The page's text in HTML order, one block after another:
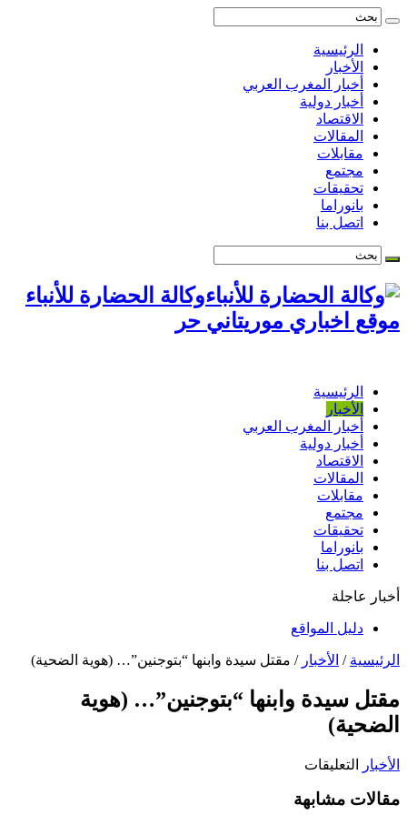
الرئيسية
الأخبار
أخبار المغرب العربي
أخبار دولية
الاقتصاد
المقالات
مقابلات
مجتمع
تحقيقات
بانوراما
اتصل بنا
وكالة الحضارة للأنباء
موقع اخباري موريتاني حر
الرئيسية
الأخبار
أخبار المغرب العربي
أخبار دولية
الاقتصاد
المقالات
مقابلات
مجتمع
تحقيقات
بانوراما
اتصل بنا
أخبار عاجلة
دليل المواقع
الرئيسية / الأخبار / مقتل سيدة وابنها “بتوجنين”… (هوية الضحية)
مقتل سيدة وابنها “بتوجنين”… (هوية
الضحية)
الأخبار التعليقات
سيدةمقالات مشابهة